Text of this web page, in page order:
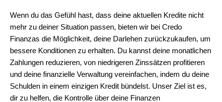
Wenn du das Gefühl hast, dass deine aktuellen Kredite nicht
mehr zu deiner Situation passen, bieten wir bei Credo
Finanzas die Möglichkeit, deine Darlehen zurückzukaufen, um
bessere Konditionen zu erhalten. Du kannst deine monatlichen
Zahlungen reduzieren, von niedrigeren Zinssätzen profitieren
und deine finanzielle Verwaltung vereinfachen, indem du deine
Schulden in einem einzigen Kredit bündelst. Unser Ziel ist es,
dir zu helfen, die Kontrolle über deine Finanzen